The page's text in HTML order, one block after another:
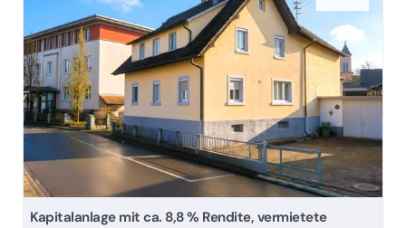
Kapitalanlage mit ca. 8,8 % Rendite, vermietete